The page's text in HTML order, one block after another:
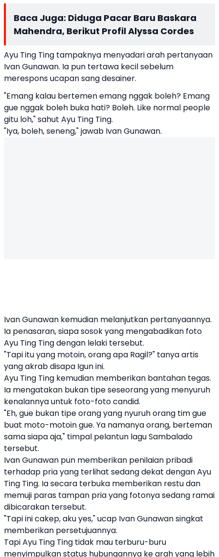
Baca Juga: Diduga Pacar Baru Baskara
Mahendra, Berikut Profil Alyssa Cordes
Ayu Ting Ting tampaknya menyadari arah pertanyaan
Ivan Gunawan. Ia pun tertawa kecil sebelum
merespons ucapan sang desainer.
"Emang kalau bertemen emang nggak boleh? Emang
gue nggak boleh buka hati? Boleh. Like normal people
gitu loh," sahut Ayu Ting Ting.
"Iya, boleh, seneng," jawab Ivan Gunawan.
Ivan Gunawan kemudian melanjutkan pertanyaannya.
Ia penasaran, siapa sosok yang mengabadikan foto
Ayu Ting Ting dengan lelaki tersebut.
"Tapi itu yang motoin, orang apa Ragil?" tanya artis
yang akrab disapa Igun ini.
Ayu Ting Ting kemudian memberikan bantahan tegas.
Ia mengatakan bukan tipe seseorang yang menyuruh
kenalannya untuk foto-foto candid.
"Eh, gue bukan tipe orang yang nyuruh orang tim gue
buat moto-motoin gue. Ya namanya orang, berteman
sama siapa aja," timpal pelantun lagu Sambalado
tersebut.
Ivan Gunawan pun memberikan penilaian pribadi
terhadap pria yang terlihat sedang dekat dengan Ayu
Ting Ting. Ia secara terbuka memberikan restu dan
memuji paras tampan pria yang fotonya sedang ramai
dibicarakan tersebut.
"Tapi ini cakep, aku yes," ucap Ivan Gunawan singkat
memberikan persetujuannya.
Tapi Ayu Ting Ting tidak mau terburu-buru
menyimpulkan status hubungannya ke arah yang lebih